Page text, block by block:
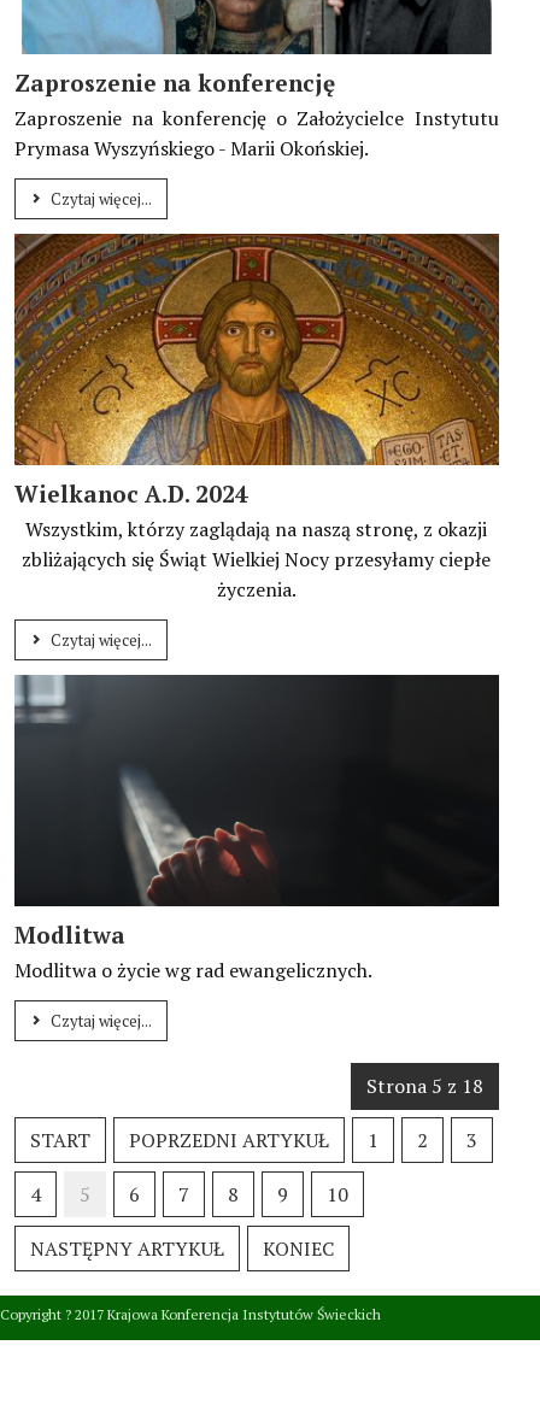
Zaproszenie na konferencję
Zaproszenie na konferencję o Założycielce Instytutu
Prymasa Wyszyńskiego - Marii Okońskiej.
Czytaj więcej...
Wielkanoc A.D. 2024
Wszystkim, którzy zaglądają na naszą stronę, z okazji
zbliżających się Świąt Wielkiej Nocy przesyłamy ciepłe
życzenia.
Czytaj więcej...
Modlitwa
Modlitwa o życie wg rad ewangelicznych.
Czytaj więcej...
Strona 5 z 18
START POPRZEDNI ARTYKUŁ 1 2 3
4 5 6 7 8 9 10
NASTĘPNY ARTYKUŁ KONIEC
Copyright ? 2017 Krajowa Konferencja Instytutów Świeckich